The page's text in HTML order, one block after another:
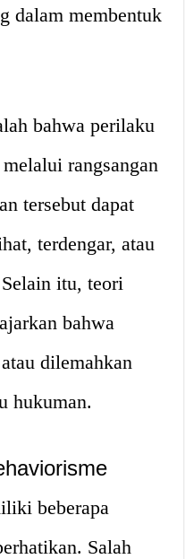
dalam membentuk
bahwa perilaku
rangsangan
tersebut dapat
terdengar, atau
itu, teori
bahwa
dilemahkan
hukuman.
beberapa
Salah